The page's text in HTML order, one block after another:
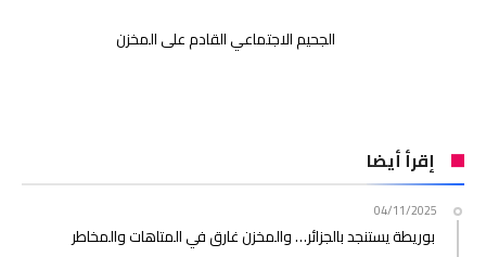
الجحيم الاجتماعي القادم على المخزن
إقرأ أيضا
04/11/2025
بوريطة يستنجد بالجزائر… والمخزن غارق في المتاهات والمخاطر